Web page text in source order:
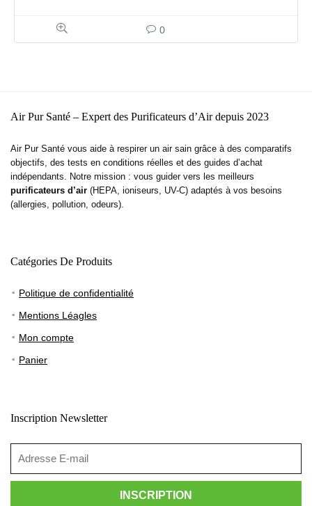
0
Air Pur Santé – Expert des Purificateurs d’Air depuis 2023
Air Pur Santé vous aide à respirer un air sain grâce à des comparatifs
objectifs, des tests en conditions réelles et des guides d’achat
indépendants. Notre mission : vous guider vers les meilleurs
purificateurs d’air (HEPA, ioniseurs, UV-C) adaptés à vos besoins
(allergies, pollution, odeurs).
Catégories De Produits
Politique de confidentialité
Mentions Léagles
Mon compte
Panier
Inscription Newsletter